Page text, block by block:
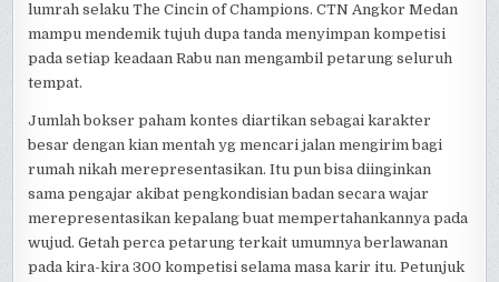
lumrah selaku The Cincin of Champions. CTN Angkor Medan
mampu mendemik tujuh dupa tanda menyimpan kompetisi
pada setiap keadaan Rabu nan mengambil petarung seluruh
tempat.
Jumlah bokser paham kontes diartikan sebagai karakter
besar dengan kian mentah yg mencari jalan mengirim bagi
rumah nikah merepresentasikan. Itu pun bisa diinginkan
sama pengajar akibat pengkondisian badan secara wajar
merepresentasikan kepalang buat mempertahankannya pada
wujud. Getah perca petarung terkait umumnya berlawanan
pada kira-kira 300 kompetisi selama masa karir itu. Petunjuk